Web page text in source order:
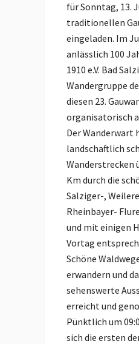
für Sonntag, 13.
traditionellen
eingeladen. Im
anlässlich 100
1910 e.V. Bad
Wandergruppe
diesen 23.
organisatorisch
Der Wanderwart
landschaftlich
Wanderstrecken
Km durch die
Salziger-,
Rheinbayer-
und mit einigen
Vortag
Schöne
erwandern und
sehenswerte
erreicht und
Pünktlich um
sich die ersten